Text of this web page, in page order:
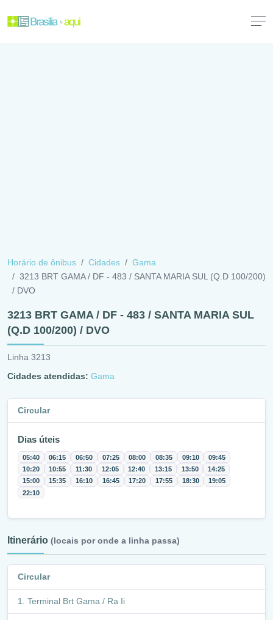
Horário de ônibus Cidades
Gama
3213 BRT GAMA / DF - 483 / SANTA MARIA SUL (Q.D 100/200)
/ DVO
3213 BRT GAMA / DF - 483 / SANTA MARIA SUL
(Q.D 100/200) / DVO
Linha 3213
Cidades atendidas: Gama
Circular
Dias úteis
05:40 06:15 06:50 07:25 08:00 08:35 09:10
09:45
10:20
10:55 11:30 12:05 12:40 13:15 13:50
14:25
15:00
15:35 16:10 16:45 17:20 17:55 18:30
19:05
22:10
Itinerário (locais por onde a linha passa)
Circular
Terminal Brt Gama / Ra Ii